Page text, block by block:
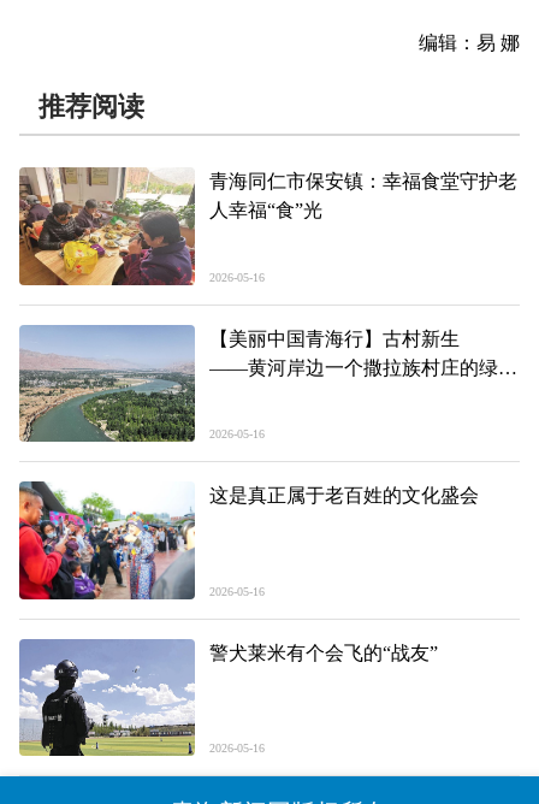
编辑：易 娜
推荐阅读
青海同仁市保安镇：幸福食堂守护老
人幸福“食”光
2026-05-16
【美丽中国青海行】古村新生
——黄河岸边一个撒拉族村庄的绿色
2026-05-16
这是真正属于老百姓的文化盛会
2026-05-16
警犬莱米有个会飞的“战友”
2026-05-16